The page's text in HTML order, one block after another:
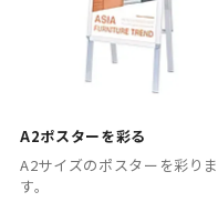
A2ポスターを彩る
A2サイズのポスターを彩りま
す。